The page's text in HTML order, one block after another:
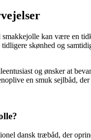
smakkejolle kan være en
skønhed og
og ønsker at
en smuk sejlbåd,
dansk træbåd, der